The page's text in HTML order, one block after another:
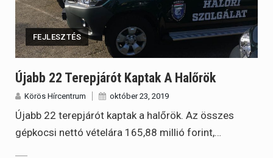
FEJLESZTÉS
Újabb 22 Terepjárót Kaptak A Halőrök
Körös Hírcentrum október 23, 2019
Újabb 22 terepjárót kaptak a halőrök. Az összes
gépkocsi nettó vételára 165,88 millió forint,…